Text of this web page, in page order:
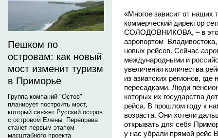
Пешком по
островам: как новый
мост изменит туризм
в Приморье
Группа компаний "Остов"
планирует построить мост,
который свяжет Русский остров
с островом Елены. Переправа
станет первым этапом
масштабного проекта
«Многое зависит от наших
коммерческий директор
СОЛОДОВНИКОВА, – в этой
аэропортом
новых рейсов. Сейчас
международными и
увеличения количества
из азиатских регионов,
пересадками. Люди
которых их государства
рейса. В прошлом году к
возраста. Они хотели
открывать для себя
у нас убрали прямой рейс